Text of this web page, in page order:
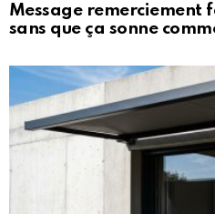
Message remerciement
sans que ça sonne